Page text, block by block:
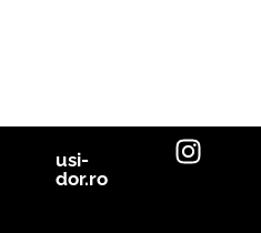
usi-
dor.ro